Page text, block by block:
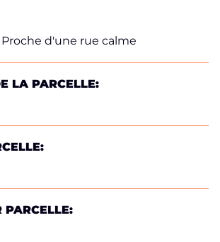
d'une rue calme
LA PARCELLE:
PARCELLE: